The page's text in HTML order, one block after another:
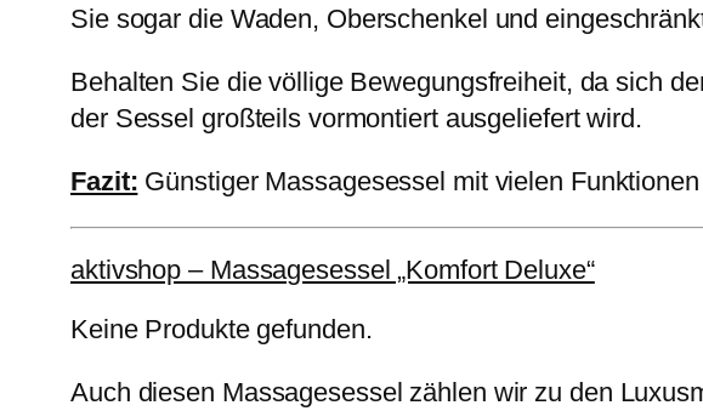
Sie sogar die Waden, Oberschenkel und
Behalten Sie die völlige Bewegungsfreiheit, da sich
der Sessel großteils vormontiert ausgeliefert wird.
Fazit: Günstiger Massagesessel mit vielen
aktivshop – Massagesessel „Komfort Deluxe“
Keine Produkte gefunden.
Auch diesen Massagesessel zählen wir zu den